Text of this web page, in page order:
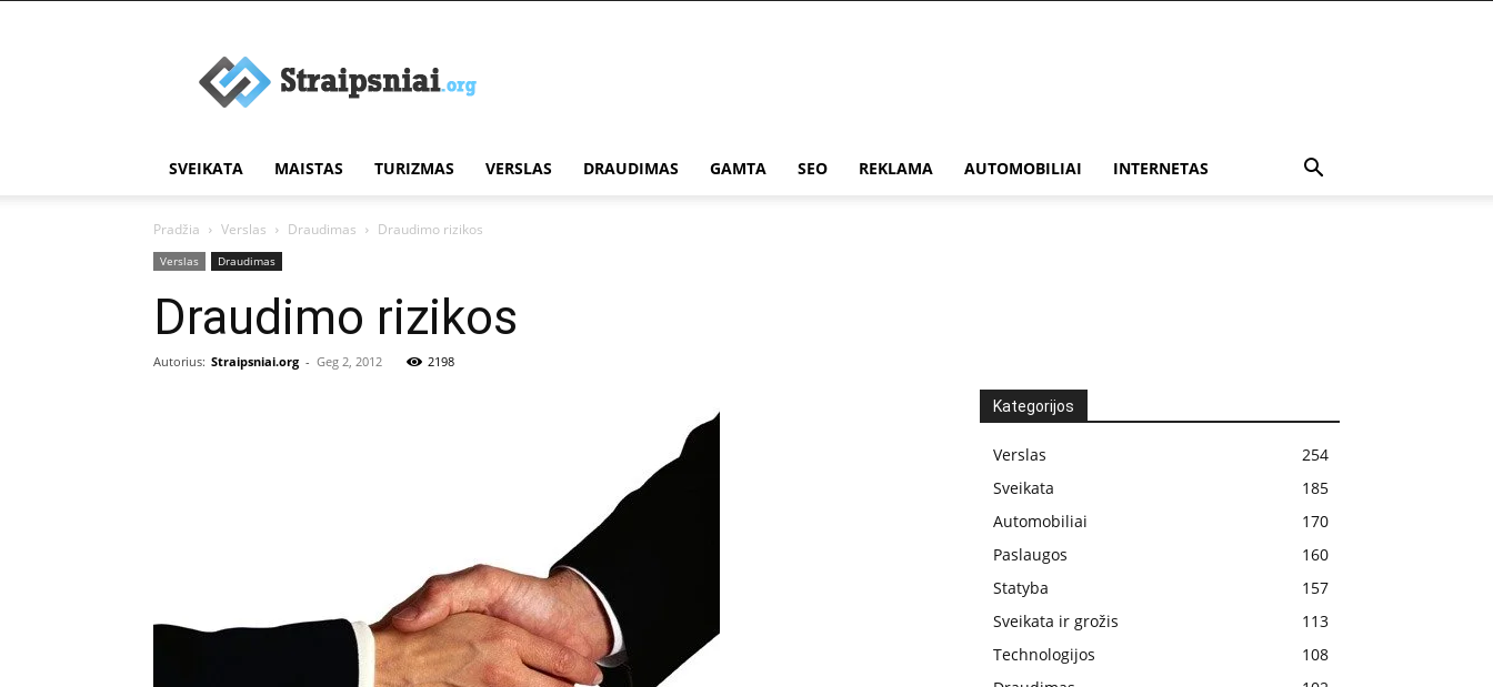
straipsniai
SVEIKATA MAISTAS TURIZMAS VERSLAS DRAUDIMAS GAMTA SEO REKLAMA AUTOMOBILIAI INTERNETAS
Pradžia Verslas Draudimas Draudimo rizikos
Verslas Draudimas
Draudimo rizikos
Autorius: Straipsniai.org - Geg 2, 2012 2198
Kategorijos
Verslas
254
Sveikata
185
Automobiliai
170
Paslaugos
160
Statyba
157
Sveikata ir grožis
113
Technologijos
108